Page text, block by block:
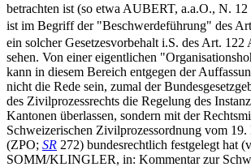
betrachten ist (so etwa AUBERT, a.a.O., N.
ist im Begriff der "Beschwerdeführung" des
ein solcher Gesetzesvorbehalt i.S. des Art. 122
sehen. Von einer eigentlichen
kann in diesem Bereich entgegen der
nicht die Rede sein, zumal der
des Zivilprozessrechts die Regelung des
Kantonen überlassen, sondern mit der
Schweizerischen Zivilprozessordnung vom 19.
(ZPO; SR 272) bundesrechtlich festgelegt hat
SOMM/KLINGLER, in: Kommentar zur